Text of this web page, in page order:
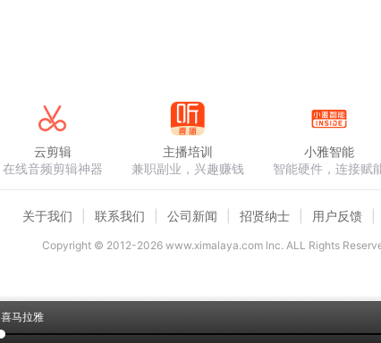
喜马拉雅
云剪辑
在线音频剪辑神器
主播培训
兼职副业，兴趣赚钱
小雅智能
智能硬件，连接赋
关于我们 联系我们 公司新闻 招贤纳士 用户反馈
Copyright © 2012-2026www.ximalaya.com lnc. ALL Rights